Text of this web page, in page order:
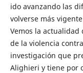
ido avanzando las
volverse más
Vemos la actualidad
de la violencia
investigación que
Alighieri y tiene por